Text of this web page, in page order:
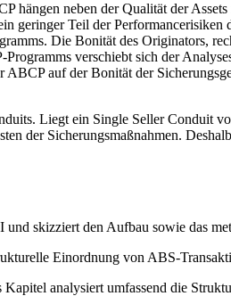
neben der Qualität der
geringer Teil der
Die Bonität des Originators,
verschiebt sich der
auf der Bonität der
Liegt ein Single Seller Conduit
der Sicherungsmaßnahmen.
skizziert den Aufbau sowie das
Einordnung von ABS-
Kapitel analysiert umfassend die